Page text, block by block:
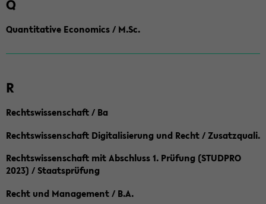
Q
Quantitative Economics / M.Sc.
R
Rechtswissenschaft / Ba
Rechtswissenschaft Digitalisierung und Recht / Zusatzquali.
Rechtswissenschaft mit Abschluss 1. Prüfung (STUDPRO
2023) / Staatsprüfung
Recht und Management / B.A.